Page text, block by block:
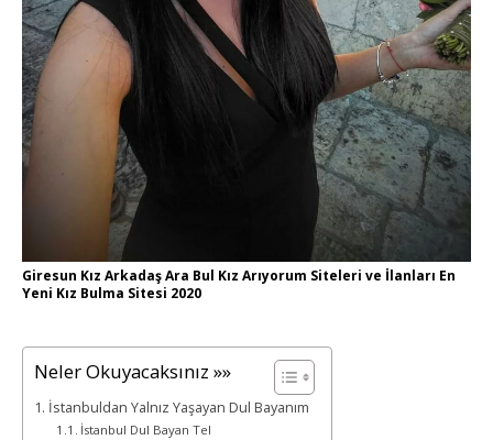
Giresun Kız Arkadaş Ara Bul Kız Arıyorum Siteleri ve İlanları En
Yeni Kız Bulma Sitesi 2020
Neler Okuyacaksınız »»
İstanbuldan Yalnız Yaşayan Dul Bayanım
İstanbul Dul Bayan Tel